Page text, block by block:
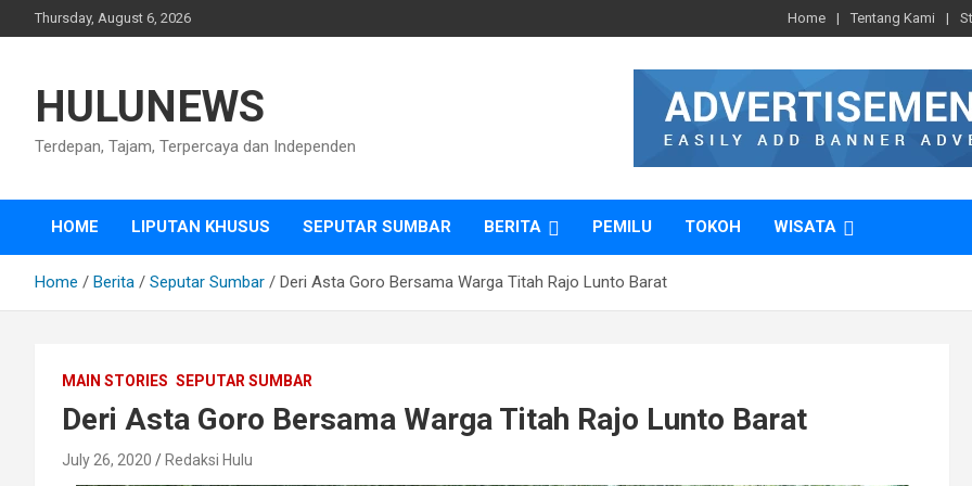
to
Thursday, August 6, 2026 Home Tentang Kami
HULUNEWS
Terdepan, Tajam, Terpercaya dan Independen
HOME LIPUTAN KHUSUS SEPUTAR SUMBAR BERITA PEMILU TOKOH WISATA
Home Berita Seputar Sumbar Deri Asta Goro Bersama Warga Titah Rajo Lunto Barat
MAIN STORIES SEPUTAR SUMBAR
Deri Asta Goro Bersama Warga Titah Rajo Lunto Barat
July 26, 2020 Redaksi Hulu